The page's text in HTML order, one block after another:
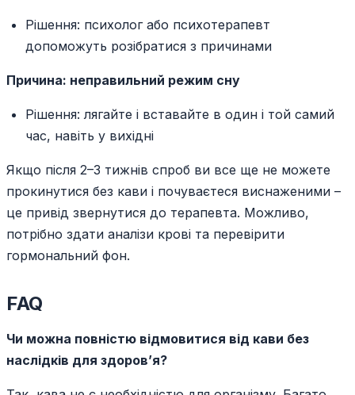
Рішення: психолог або психотерапевт
допоможуть розібратися з причинами
Причина: неправильний режим сну
Рішення: лягайте і вставайте в один і той самий
час, навіть у вихідні
Якщо після 2–3 тижнів спроб ви все ще не можете
прокинутися без кави і почуваєтеся виснаженими –
це привід звернутися до терапевта. Можливо,
потрібно здати аналізи крові та перевірити
гормональний фон.
FAQ
Чи можна повністю відмовитися від кави без
наслідків для здоров’я?